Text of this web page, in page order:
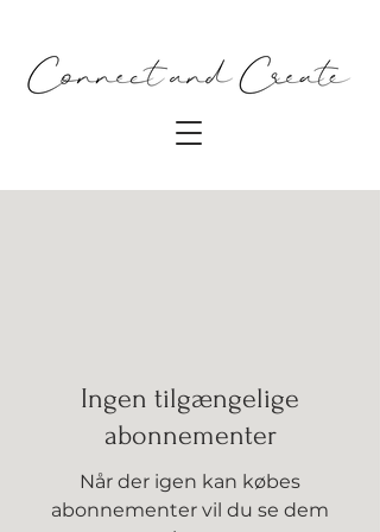
Ingen tilgængelige
abonnementer
Når der igen kan købes
abonnementer vil du se dem